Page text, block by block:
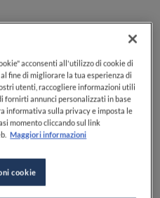
acconsenti all'utilizzo di cookie di
fine di migliorare la tua esperienza di
utenti, raccogliere informazioni utili
fornirti annunci personalizzati in base
informativa sulla privacy e imposta le
momento cliccando sul link
Maggiori informazioni
cookie